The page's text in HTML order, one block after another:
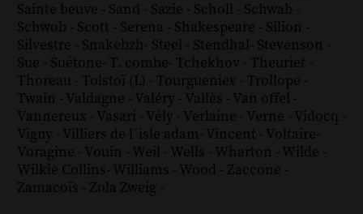
Sainte beuve - Sand - Sazie - Scholl - Schwab -
Schwob - Scott - Serena - Shakespeare - Silion -
Silvestre - Snakebzh- Steel - Stendhal- Stevenson -
Sue - Suétone- T. combe- Tchekhov - Theuriet -
Thoreau - Tolstoï (L) - Tourgueniev - Trollope -
Twain - Valdagne - Valéry - Vallès - Van offel -
Vannereux - Vasari - Vély - Verlaine - Verne - Vidocq -
Vigny - Villiers de l´isle adam- Vincent - Voltaire-
Voragine - Vouin - Weil - Wells - Wharton - Wilde -
Wilkie Collins- Williams - Wood - Zaccone -
Zamacoïs - Zola Zweig -